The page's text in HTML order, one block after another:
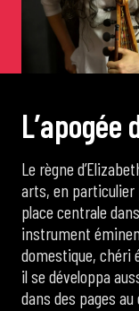
La salle
Les
L’apogée
Le règne
arts, en particulier
place centrale
instrument
domestique, chéri
il se développa
dans des pages